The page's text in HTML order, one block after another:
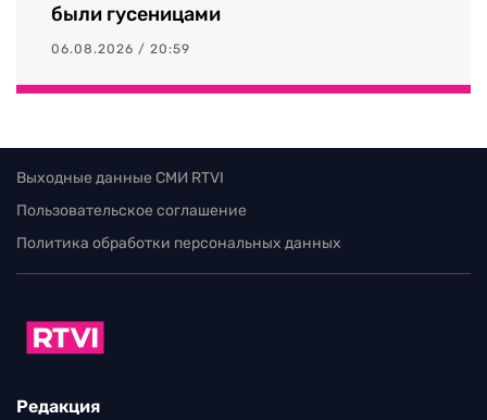
были гусеницами
06.08.2026 / 20:59
Выходные данные СМИ RTVI
Пользовательское соглашение
Политика обработки персональных данных
Редакция